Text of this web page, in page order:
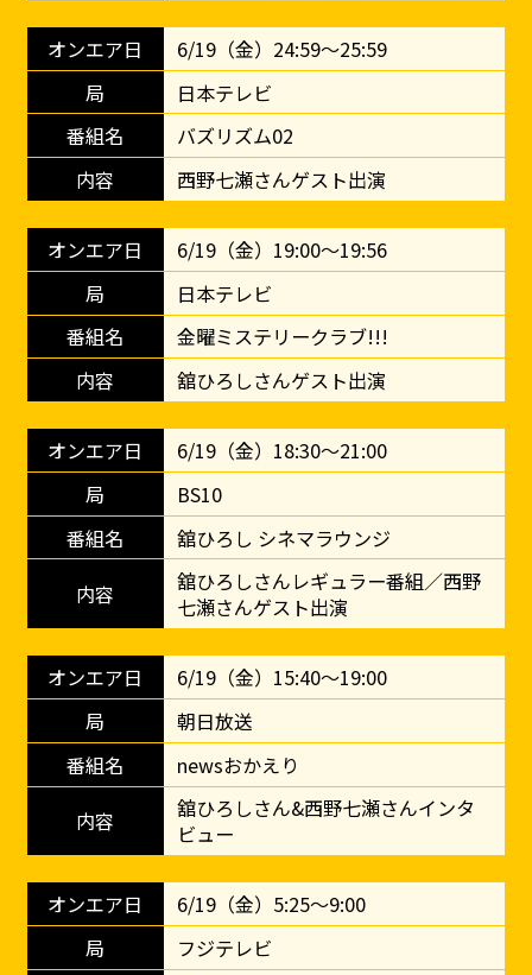
6/19（金）24:59～25:59
日本テレビ
バズリズム02
西野七瀬さんゲスト出演
6/19（金）19:00～19:56
日本テレビ
金曜ミステリークラブ!!!
舘ひろしさんゲスト出演
6/19（金）18:30～21:00
BS10
舘ひろし シネマラウンジ
舘ひろしさんレギュラー番組／西野
七瀬さんゲスト出演
6/19（金）15:40～19:00
朝日放送
newsおかえり
舘ひろしさん&西野七瀬さんインタ
ビュー
6/19（金）5:25～9:00
フジテレビ